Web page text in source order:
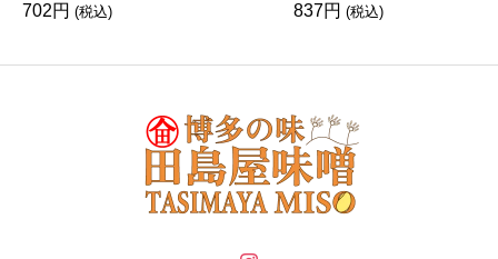
702円 (税込)
837円 (税込)